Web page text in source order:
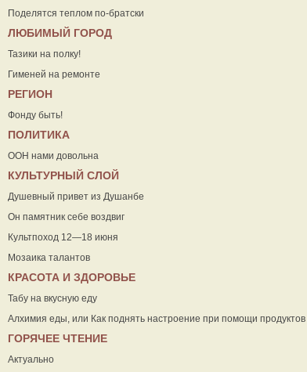
Поделятся теплом по-братски
ЛЮБИМЫЙ ГОРОД
Тазики на полку!
Гименей на ремонте
РЕГИОН
Фонду быть!
ПОЛИТИКА
ООН нами довольна
КУЛЬТУРНЫЙ СЛОЙ
Душевный привет из Душанбе
Он памятник себе воздвиг
Культпоход 12—18 июня
Мозаика талантов
КРАСОТА И ЗДОРОВЬЕ
Табу на вкусную еду
Алхимия еды, или Как поднять настроение при помощи продуктов
ГОРЯЧЕЕ ЧТЕНИЕ
Актуально